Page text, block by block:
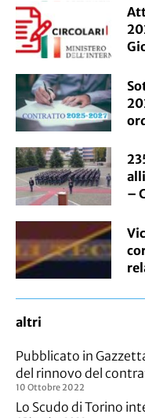
–
altri
Pubblicato in
del rinnovo del
10 Ottobre 2022
Lo Scudo di Torino